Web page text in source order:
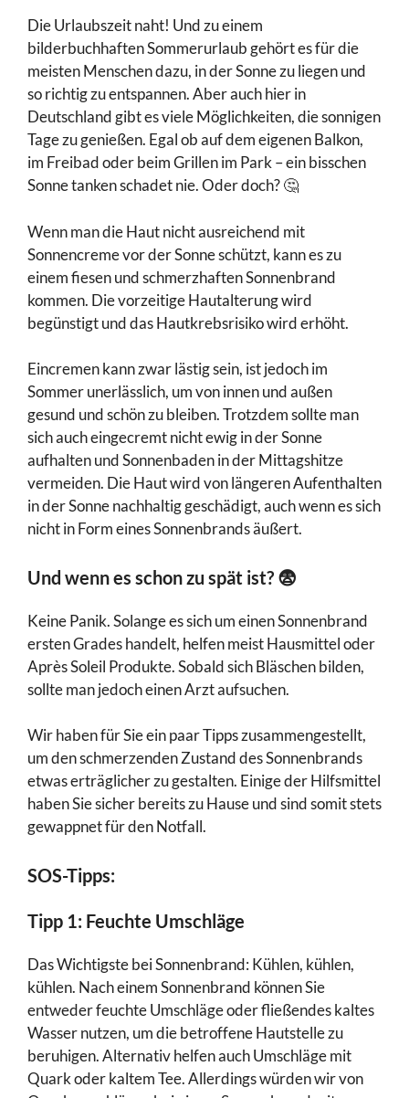
Die Urlaubszeit naht! Und zu einem
bilderbuchhaften Sommerurlaub gehört es für die
meisten Menschen dazu, in der Sonne zu liegen und
so richtig zu entspannen. Aber auch hier in
Deutschland gibt es viele Möglichkeiten, die sonnigen
Tage zu genießen. Egal ob auf dem eigenen Balkon,
im Freibad oder beim Grillen im Park – ein bisschen
Sonne tanken schadet nie. Oder doch? 🤔
Wenn man die Haut nicht ausreichend mit
Sonnencreme vor der Sonne schützt, kann es zu
einem fiesen und schmerzhaften Sonnenbrand
kommen. Die vorzeitige Hautalterung wird
begünstigt und das Hautkrebsrisiko wird erhöht.
Eincremen kann zwar lästig sein, ist jedoch im
Sommer unerlässlich, um von innen und außen
gesund und schön zu bleiben. Trotzdem sollte man
sich auch eingecremt nicht ewig in der Sonne
aufhalten und Sonnenbaden in der Mittagshitze
vermeiden. Die Haut wird von längeren Aufenthalten
in der Sonne nachhaltig geschädigt, auch wenn es sich
nicht in Form eines Sonnenbrands äußert.
Und wenn es schon zu spät ist? 😨
Keine Panik. Solange es sich um einen Sonnenbrand
ersten Grades handelt, helfen meist Hausmittel oder
Après Soleil Produkte. Sobald sich Bläschen bilden,
sollte man jedoch einen Arzt aufsuchen.
Wir haben für Sie ein paar Tipps zusammengestellt,
um den schmerzenden Zustand des Sonnenbrands
etwas erträglicher zu gestalten. Einige der Hilfsmittel
haben Sie sicher bereits zu Hause und sind somit stets
gewappnet für den Notfall.
SOS-Tipps:
Tipp 1: Feuchte Umschläge
Das Wichtigste bei Sonnenbrand: Kühlen, kühlen,
kühlen. Nach einem Sonnenbrand können Sie
entweder feuchte Umschläge oder fließendes kaltes
Wasser nutzen, um die betroffene Hautstelle zu
beruhigen. Alternativ helfen auch Umschläge mit
Quark oder kaltem Tee. Allerdings würden wir von